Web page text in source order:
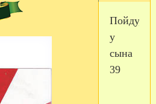
Пойду,
у
сына
39